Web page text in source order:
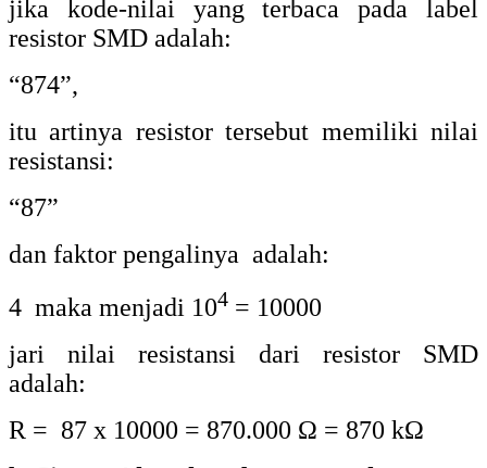
jika kode-nilai yang terbaca pada label
resistor SMD adalah:
“874”,
itu artinya resistor tersebut memiliki nilai
resistansi:
“87”
dan faktor pengalinya adalah:
4 maka menjadi 104 = 10000
jari nilai resistansi dari resistor SMD
adalah:
R = 87 x 10000 = 870.000 Ω = 870 kΩ